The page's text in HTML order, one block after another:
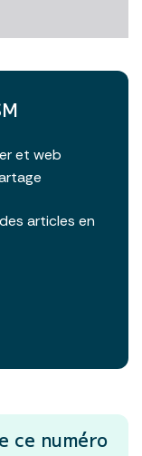
et web
articles en
ce numéro